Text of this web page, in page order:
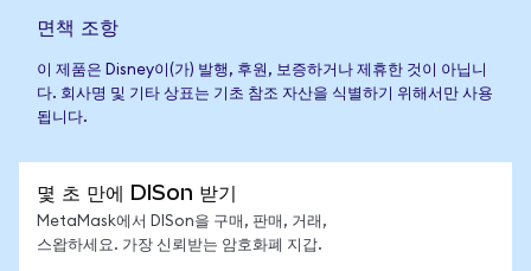
면책 조항
이 제품은 Disney이(가) 발행, 후원, 보증하거나 제휴한 것이 아닙니
다. 회사명 및 기타 상표는 기초 참조 자산을 식별하기 위해서만 사용
됩니다.
몇 초 만에 DISon 받기
MetaMask에서 DISon을 구매, 판매, 거래,
스왑하세요. 가장 신뢰받는 암호화폐 지갑.